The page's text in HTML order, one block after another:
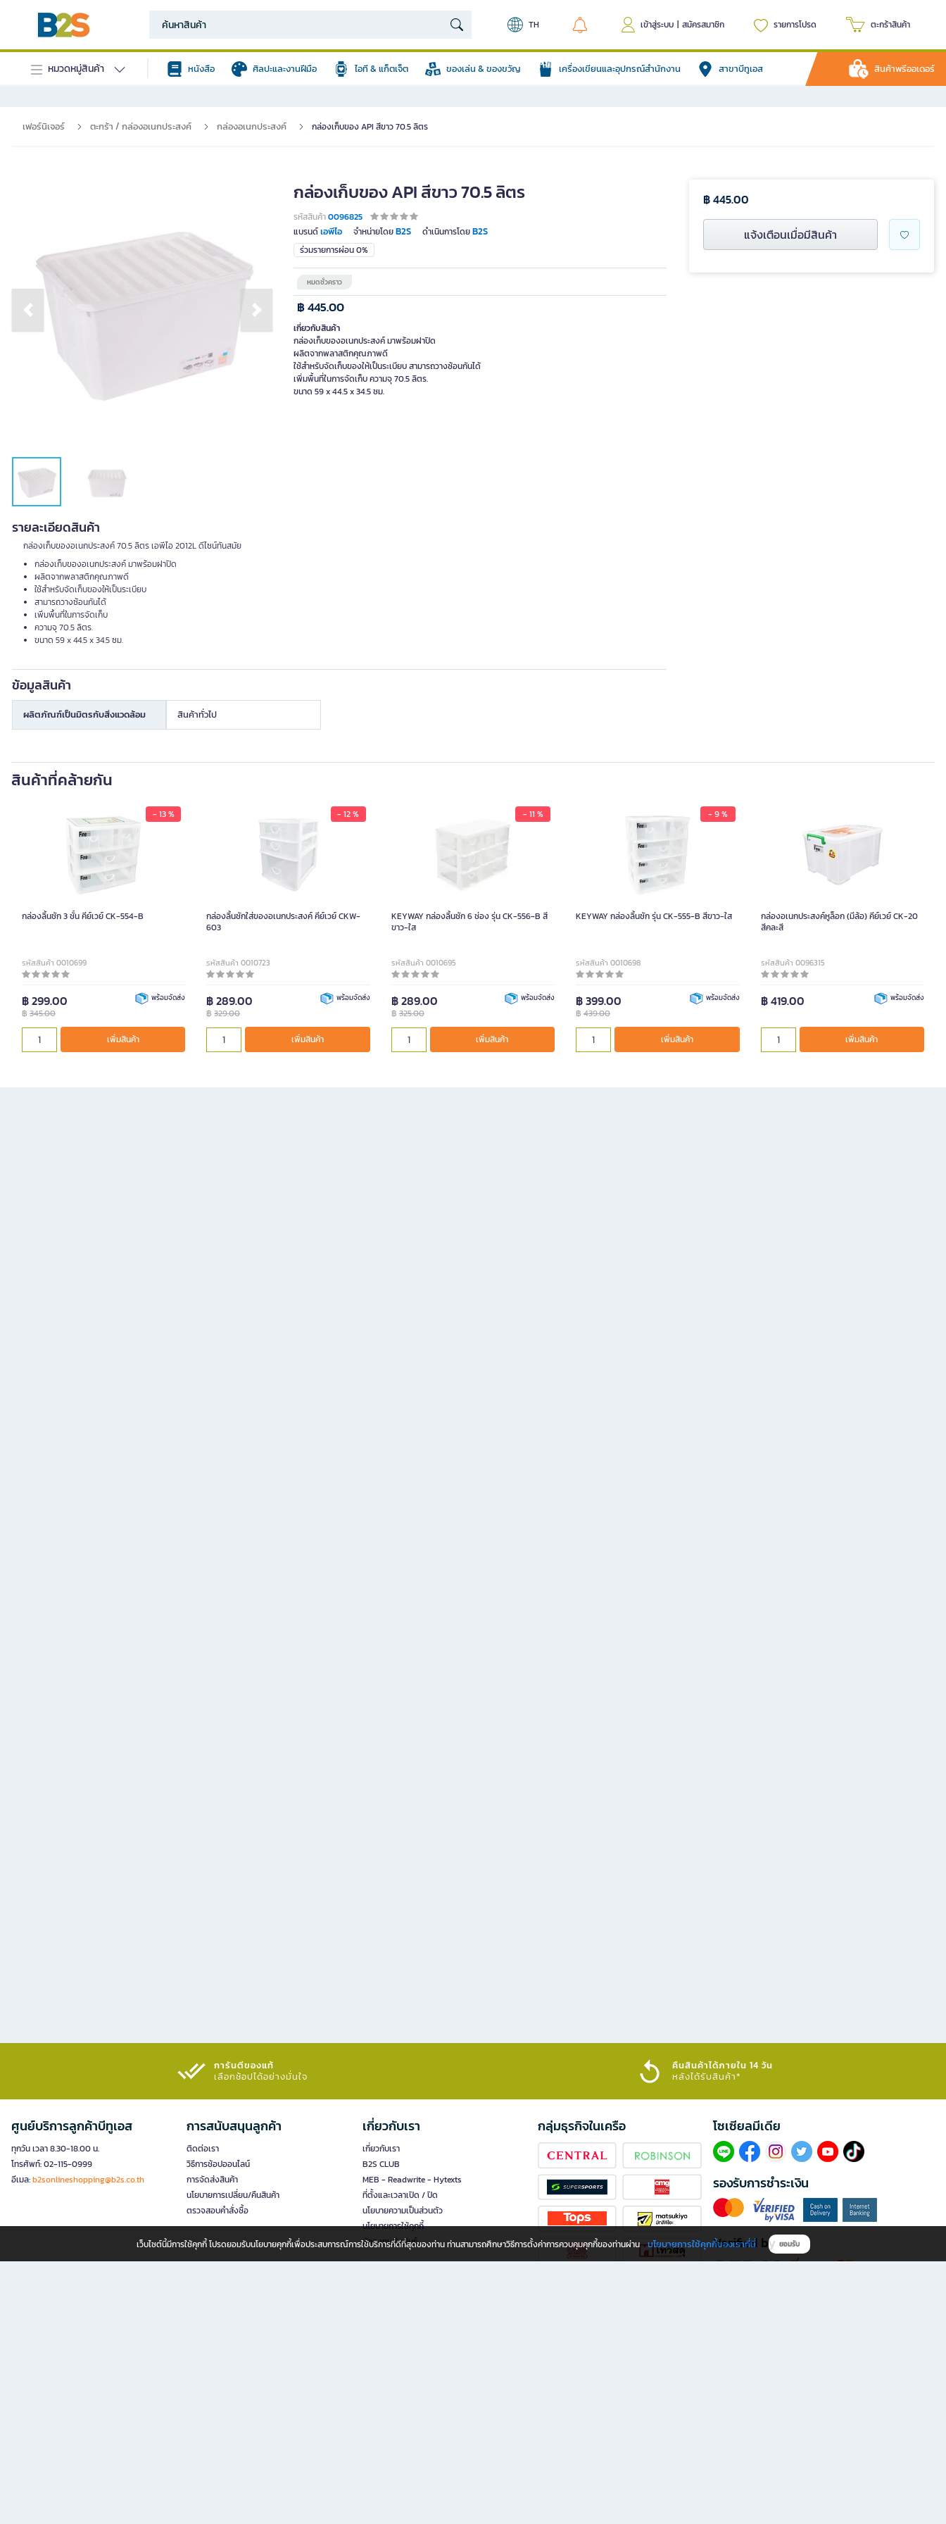
TH เข้าสู่ระบบ | สมัครสมาชิก รายการโปรด ตะกร้าสินค้า
หมวดหมู่สินค้า หนังสือ ศิลปะและงานฝีมือ ไอที & แก็ตเจ็ต ของเล่น & ของขวัญ เครื่องเขียนและอุปกรณ์สำนักงาน สาขาบีทูเอส สินค้าพรีออเดอร์
เฟอร์นิเจอร์ ตะกร้า / กล่องอเนกประสงค์ กล่องอเนกประสงค์ กล่องเก็บของ API สีขาว 70.5 ลิตร
Previous slide Next slide
กล่องเก็บของ API สีขาว 70.5 ลิตร
รหัสสินค้า0096825
แบรนด์เอพีไอ จำหน่ายโดยB2S ดำเนินการโดยB2S
ร่วมรายการผ่อน 0%
หมดชั่วคราว
฿ 445.00
เกี่ยวกับสินค้า
กล่องเก็บของอเนกประสงค์ มาพร้อมฝาปิด
ผลิตจากพลาสติกคุณภาพดี
ใช้สำหรับจัดเก็บของให้เป็นระเบียบ สามารถวางซ้อนกันได้
เพิ่มพื้นที่ในการจัดเก็บ ความจุ 70.5 ลิตร.
ขนาด 59 x 44.5 x 34.5 ซม.
รายละเอียดสินค้า
กล่องเก็บของอเนกประสงค์ 70.5 ลิตร เอพีไอ 2012L ดีไซน์ทันสมัย
กล่องเก็บของอเนกประสงค์ มาพร้อมฝาปิด
ผลิตจากพลาสติกคุณภาพดี
ใช้สำหรับจัดเก็บของให้เป็นระเบียบ
สามารถวางซ้อนกันได้
เพิ่มพื้นที่ในการจัดเก็บ
ความจุ 70.5 ลิตร.
ขนาด 59 x 44.5 x 34.5 ซม.
ข้อมูลสินค้า
ผลิตภัณฑ์เป็นมิตรกับสิ่งแวดล้อม สินค้าทั่วไป
฿ 445.00
แจ้งเตือนเมื่อมีสินค้า
สินค้าที่คล้ายกัน
- 13 %
กล่องลิ้นชัก 3 ชั้น คีย์เวย์ CK-554-B
รหัสสินค้า 0010699
฿ 299.00
฿ 345.00
พร้อมจัดส่ง
เพิ่มสินค้า
- 12 %
กล่องลิ้นชักใส่ของอเนกประสงค์ คีย์เวย์ CKW-
603
รหัสสินค้า 0010723
฿ 289.00
฿329.00
พร้อมจัดส่ง
เพิ่มสินค้า
- 11 %
KEYWAY กล่องลิ้นชัก 6 ช่อง รุ่น CK-556-B สี
ขาว-ใส
รหัสสินค้า 0010695
฿ 289.00
฿ 325.00
พร้อมจัดส่ง
เพิ่มสินค้า
- 9 %
KEYWAY กล่องลิ้นชัก รุ่น CK-555-B สีขาว-ใส
รหัสสินค้า 0010698
฿ 399.00
฿439.00
พร้อมจัดส่ง
เพิ่มสินค้า
กล่องอเนกประสงค์หูล็อก (มีล้อ) คีย์เวย์ CK-20
สีคละสี
รหัสสินค้า 0096315
฿ 419.00 พร้อมจัดส่ง
เพิ่มสินค้า
การันตีของแท้
เลือกช้อปได้อย่างมั่นใจ​
คืนสินค้าได้ภายใน 14 วัน
หลังได้รับสินค้า*
ศูนย์บริการลูกค้าบีทูเอส
ทุกวัน เวลา 8.30-18.00 น.
โทรศัพท์: 02-115-0999
อีเมล:b2sonlineshopping@b2s.co.th
การสนับสนุนลูกค้า
ติดต่อเรา
วิธีการช้อปออนไลน์
การจัดส่งสินค้า
นโยบายการเปลี่ยน/คืนสินค้า
ตรวจสอบคำสั่งซื้อ
เกี่ยวกับเรา
เกี่ยวกับเรา
B2S CLUB
MEB - Readwrite - Hytexts
ที่ตั้งและเวลาเปิด / ปิด
นโยบายความเป็นส่วนตัว
นโยบายการใช้คุกกี้
นักลงทุนสัมพันธ์
กลุ่มธุรกิจในเครือ โซเซียลมีเดีย​
รองรับการชำระเงิน
Verified by
เว็บไซต์นี้มีการใช้คุกกี้ โปรดยอมรับนโยบายคุกกี้เพื่อประสบการณ์การใช้บริการที่ดีที่สุดของท่าน ท่านสามารถศึกษาวิธีการตั้งค่าการควบคุมคุกกี้ของท่านผ่าน นโยบายการใช้คุกกี้ของเราที่นี่ ยอมรับ